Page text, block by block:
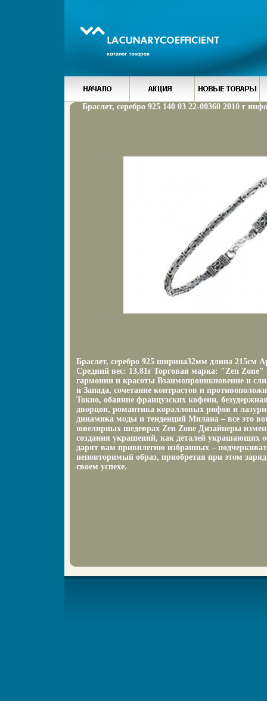
Браслет, серебро 925 140 03 22-00360 2010 г
Браслет, серебро 925 ширина32мм длина 215см
Средний вес: 13,81г Торговая марка: "Zen Zone"
гармонии и красоты Взаимопроникновение и
и Запада, сочетание контрастов и
Токио, обаяние французских кофеин,
дворцов, романтика коралловых рифов и
динамика моды и тенденций Милана – все это
ювелирных шедеврах Zen Zone Дизайнеры
создания украшений, как деталей украшающих
дарят вам привилегию избранных –
неповторимый образ, приобретая при этом
своем успехе.